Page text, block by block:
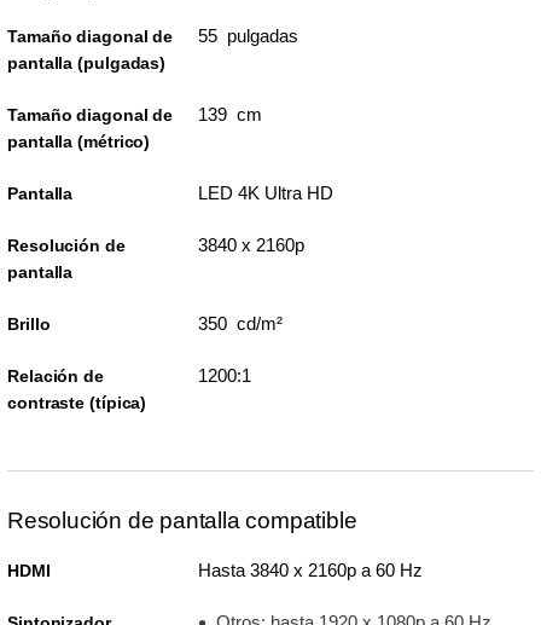
Tamaño diagonal de
pantalla (pulgadas)
55 pulgadas
Tamaño diagonal de
pantalla (métrico)
139 cm
Pantalla LED 4K Ultra HD
Resolución de
pantalla
3840 x 2160p
Brillo 350 cd/m²
Relación de
contraste (típica)
1200:1
Resolución de pantalla compatible
HDMI Hasta 3840 x 2160p a 60 Hz